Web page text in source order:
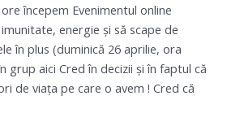
începem Evenimentul online
energie și să scape de
în plus (duminică 26 aprilie, ora
grup aici Cred în decizii și în faptul că
de viața pe care o avem ! Cred că